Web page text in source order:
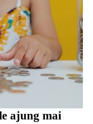
ajung mai